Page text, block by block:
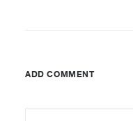
ADD COMMENT